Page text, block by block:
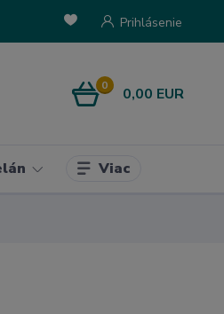
Prihlásenie
0 0,00 EUR
Viac